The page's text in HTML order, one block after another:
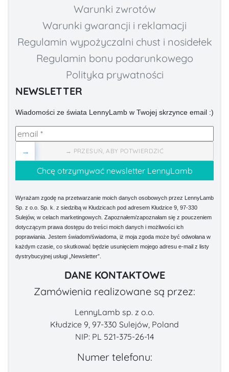
Warunki zwrotów
Warunki gwarancji i reklamacji
Regulamin wypożyczalni chust i nosidełek
Regulamin bonu podarunkowego
Polityka prywatności
NEWSLETTER
Wiadomości ze świata LennyLamb w Twojej skrzynce email :)
→ PRZESUŃ, ABY POTWIERDZIĆ
→
Wyrażam zgodę na przetwarzanie moich danych osobowych przez LennyLamb
Sp. z o.o. Sp. k. z siedzibą w Kłudzicach pod adresem Kłudzice 9, 97-330
Sulejów, w celach marketingowych. Zapoznałem/zapoznałam się z pouczeniem
dotyczącym prawa dostępu do treści moich danych i możliwości ich
poprawiania. Jestem świadom/świadoma, iż moja zgoda może być odwołana w
każdym czasie, co skutkować będzie usunięciem mojego adresu e-mail z listy
dystrybucyjnej usługi „Newsletter”.
DANE KONTAKTOWE
Zamówienia realizowane są przez:
LennyLamb sp. z o.o.
Kłudzice 9, 97-330 Sulejów, Poland
NIP: PL 521-375-26-14
Numer telefonu: